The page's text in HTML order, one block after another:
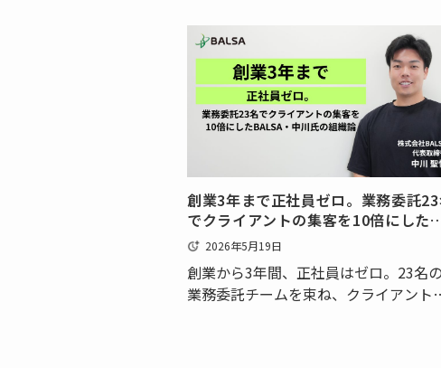
悩んでいるマーケターは少なくないので
はないでしょうか。インキュベーター株
式会社でマーケティング本部の部長を務
める新村 恭平氏は、エ…
創業3年まで正社員ゼロ。業務委託23
でクライアントの集客を10倍にした
BALSA・中川氏の組織論
2026年5月19日
創業から3年間、正社員はゼロ。23名の
業務委託チームを束ね、クライアント